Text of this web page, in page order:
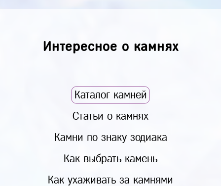
Интересное о камнях
Каталог камней
Статьи о камнях
Камни по знаку зодиака
Как выбрать камень
Как ухаживать за камнями